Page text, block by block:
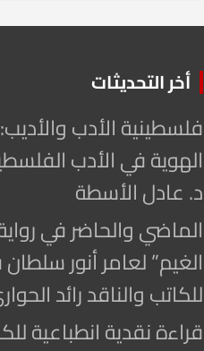
أخر التحديثات
فلسطينية الأدب
الهوية في الأدب
د. عادل الأسطة
الماضي والحاضر في
الغيم” لعامر أنور
للكاتب والناقد رائد
قراءة نقدية انطباعية